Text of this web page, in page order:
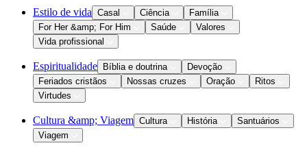
Estilo de vida Casal Ciência
Família
For Her &amp; For Him
Saúde
Valores
Vida profissional
Espiritualidade Bíblia e doutrina
Devoção
Feriados cristãos
Nossas cruzes Oração
Ritos
Virtudes
Cultura &amp; Viagem Cultura História
Santuários
Viagem